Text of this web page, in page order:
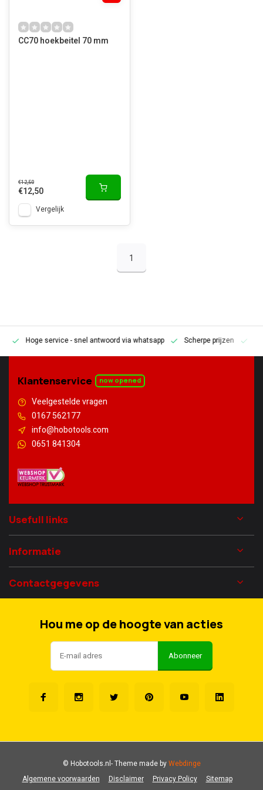
CC70 hoekbeitel 70 mm
€12,50
€12,50
Vergelijk
1
Hoge service- snel antwoord via whatsapp Scherpe prijzen
Klantenservice now opened
Veelgestelde vragen
0167 562177
info@hobotools.com
0651 841304
Usefull links
Informatie
Contactgegevens
Hou me op de hoogte van acties
Abonneer
Algemene voorwaarden Disclaimer Privacy Policy Sitemap
© Hobotools.nl- Theme made byWebdinge